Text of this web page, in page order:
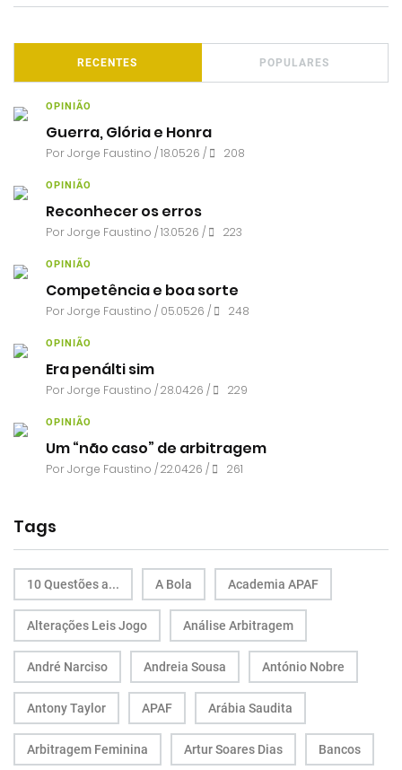
RECENTES POPULARES
OPINIÃO
Guerra, Glória e Honra
PorJorge Faustino / 18.05.26 / 208
OPINIÃO
Reconhecer os erros
PorJorge Faustino / 13.05.26 / 223
OPINIÃO
Competência e boa sorte
PorJorge Faustino / 05.05.26 / 248
OPINIÃO
Era penálti sim
PorJorge Faustino / 28.04.26 / 229
OPINIÃO
Um “não caso” de arbitragem
PorJorge Faustino / 22.04.26 / 261
Tags
10 Questões a... A Bola Academia APAF
Alterações Leis Jogo Análise Arbitragem
André Narciso Andreia Sousa António Nobre
Antony Taylor APAF Arábia Saudita
Arbitragem Feminina Artur Soares Dias Bancos